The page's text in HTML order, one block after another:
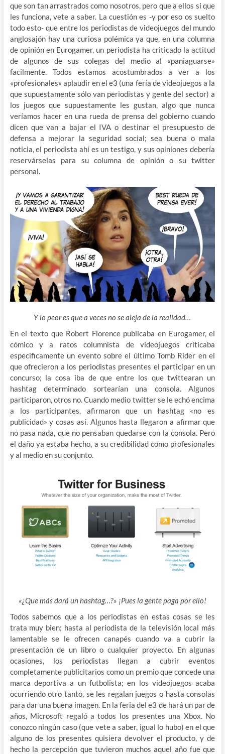
que son tan arrastrados como nosotros, pero que a ellos si que
les funciona, vete a saber. La cuestión es -y por eso os suelto
todo esto- que entre los periodistas de videojuegos del mundo
anglosajón hay una curiosa polémica ya que, en una columna
de opinión en Eurogamer, un periodista ha criticado la actitud
de algunos de sus colegas del medio al «paniaguarse»
facilmente. Todos estamos acostumbrados a ver a los
«profesionales» aplaudir en el e3 (una fería de videojuegos a la
que supuestamente sólo van periodistas y gente del sector) a
los juegos que supuestamente les gustan, algo que nunca
veríamos hacer en una rueda de prensa del gobierno cuando
dicen que van a bajar el IVA o destinar el presupuesto de
defensa a mejorar la seguridad social; sea buena o mala
noticia, el periodista ahí es un testigo, y sus opiniones debería
reservárselas para su columna de opinión o su twitter
personal.
Y lo peor es que a veces no se aleja de la realidad…
En el texto que Robert Florence publicaba en Eurogamer, el
cómico y a ratos columnista de videojuegos criticaba
especificamente un evento sobre el último Tomb Rider en el
que ofrecieron a los periodistas presentes el participar en un
concurso; la cosa iba de que entre los que twittearan un
hashtag determinado sortearían una consola. Algunos
participaron, otros no. Cuando medio twitter se le echó encima
a los participantes, afirmaron que un hashtag «no es
publicidad» y cosas así. Algunos hasta llegaron a afirmar que
no pasa nada, que no pensaban quedarse con la consola. Pero
el daño ya estaba hecho, a su credibilidad como profesionales
y al medio en su conjunto.
«¿Que más dará un hashtag…?» ¡Pues la gente paga por ello!
Todos sabemos que a los periodistas en estas cosas se les
trata muy bien; hasta al periodista de la televisión local más
lamentable se le ofrecen canapés cuando va a cubrir la
presentación de un libro o cualquier proyecto. En algunas
ocasiones, los periodistas llegan a cubrir eventos
completamente publicitarios como un premio que concede una
marca deportiva a un futbolista; en los videojuegos acaba
ocurriendo otro tanto, se les regalan juegos o hasta consolas
para dar una buena imagen. En la feria del e3 de hará un par de
años, Microsoft regaló a todos los presentes una Xbox. No
conozco ningún caso (que vete a saber, igual lo hubo) en el que
alguno de los presentes quisiera devolver el producto, y de
hecho la percepción que tuvieron muchos aquel año fue que